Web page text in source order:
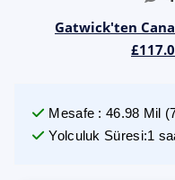
Gatwick'ten
Mesafe :46.98 Mil (
Yolculuk Süresi:1